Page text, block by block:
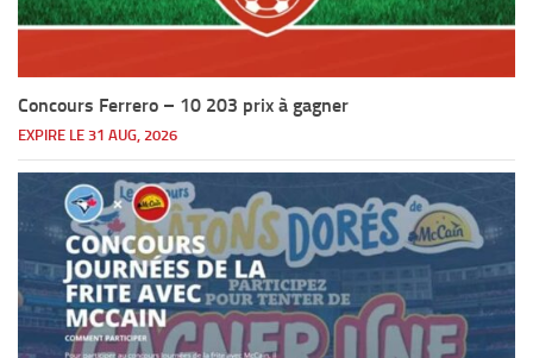
Concours Ferrero – 10 203 prix à gagner
EXPIRE LE 31 AUG, 2026